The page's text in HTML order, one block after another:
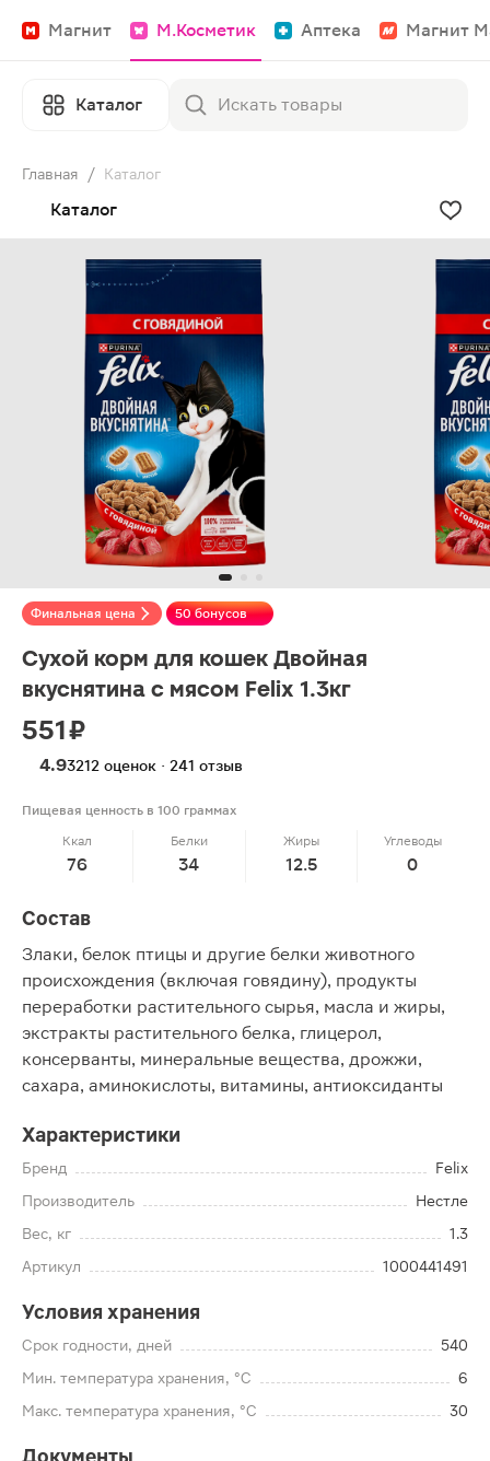
Магнит М.Косметик Аптека Магнит
Каталог
Главная / Каталог
Каталог
Финальная цена 50 бонусов
Сухой корм для кошек Двойная
вкуснятина с мясом Felix 1.3кг
551 ₽
4.93212 оценок · 241 отзыв
Пищевая ценность в 100 граммах
Ккал
76
Белки
34
Жиры
12.5
Углеводы
0
Состав
Злаки, белок птицы и другие белки животного
происхождения (включая говядину), продукты
переработки растительного сырья, масла и жиры,
экстракты растительного белка, глицерол,
консерванты, минеральные вещества, дрожжи,
сахара, аминокислоты, витамины, антиоксиданты
Характеристики
Бренд
Felix
Производитель
Нестле
Вес, кг
1.3
Артикул
1000441491
Условия хранения
Срок годности, дней
540
Мин. температура хранения, °C
6
Макс. температура хранения, °C
30
Документы